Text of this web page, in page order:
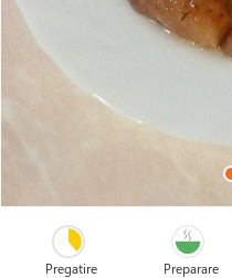
Pregatire
Preparare